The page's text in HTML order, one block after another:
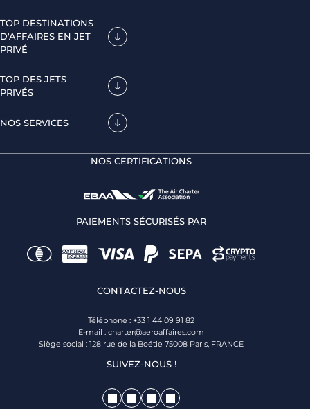
TOP DESTINATIONS
D'AFFAIRES EN JET
PRIVÉ
TOP DES JETS
PRIVÉS
NOS SERVICES
NOS CERTIFICATIONS
PAIEMENTS SÉCURISÉS PAR
CONTACTEZ-NOUS
Téléphone : +33 1 44 09 91 82
E-mail : charter@aeroaffaires.com
Siège social : 128 rue de la Boétie 75008 Paris, FRANCE
SUIVEZ-NOUS !